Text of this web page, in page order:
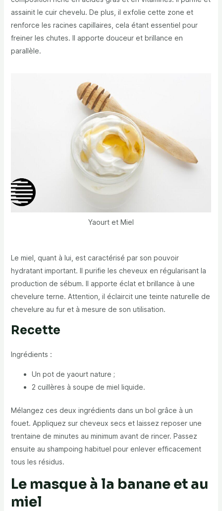
assainit le cuir chevelu. De plus, il exfolie cette zone et
renforce les racines capillaires, cela étant essentiel pour
freiner les chutes. Il apporte douceur et brillance en
parallèle.
Yaourt et Miel
Le miel, quant à lui, est caractérisé par son pouvoir
hydratant important. Il purifie les cheveux en régularisant la
production de sébum. Il apporte éclat et brillance à une
chevelure terne. Attention, il éclaircit une teinte naturelle de
chevelure au fur et à mesure de son utilisation.
Recette
Ingrédients :
Un pot de yaourt nature ;
2 cuillères à soupe de miel liquide.
Mélangez ces deux ingrédients dans un bol grâce à un
fouet. Appliquez sur cheveux secs et laissez reposer une
trentaine de minutes au minimum avant de rincer. Passez
ensuite au shampoing habituel pour enlever efficacement
tous les résidus.
Le masque à la banane et au
miel